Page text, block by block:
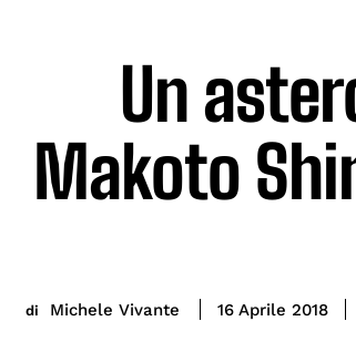
Un
Makoto
di Michele Vivante 16 Aprile 2018